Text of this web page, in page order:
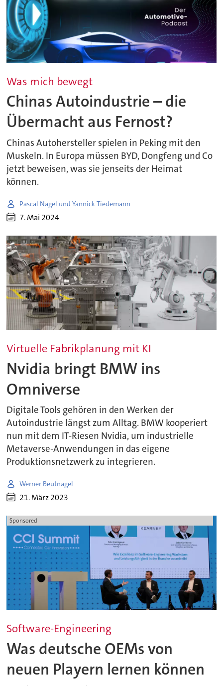
Was mich bewegt
Chinas Autoindustrie – die
Übermacht aus Fernost?
Chinas Autohersteller spielen in Peking mit den
Muskeln. In Europa müssen BYD, Dongfeng und Co
jetzt beweisen, was sie jenseits der Heimat
können.
Pascal Nagel und Yannick Tiedemann
7. Mai 2024
Virtuelle Fabrikplanung mit KI
Nvidia bringt BMW ins
Omniverse
Digitale Tools gehören in den Werken der
Autoindustrie längst zum Alltag. BMW kooperiert
nun mit dem IT-Riesen Nvidia, um industrielle
Metaverse-Anwendungen in das eigene
Produktionsnetzwerk zu integrieren.
Werner Beutnagel
21. März 2023
Sponsored
Software-Engineering
Was deutsche OEMs von
neuen Playern lernen können